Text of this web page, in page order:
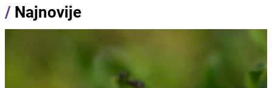
/ Najnovije